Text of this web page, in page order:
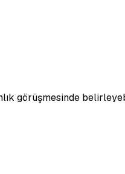
görüşmesinde